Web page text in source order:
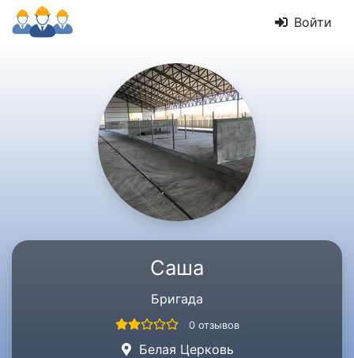
Войти
Саша
Бригада
0 отзывов
Белая Церковь